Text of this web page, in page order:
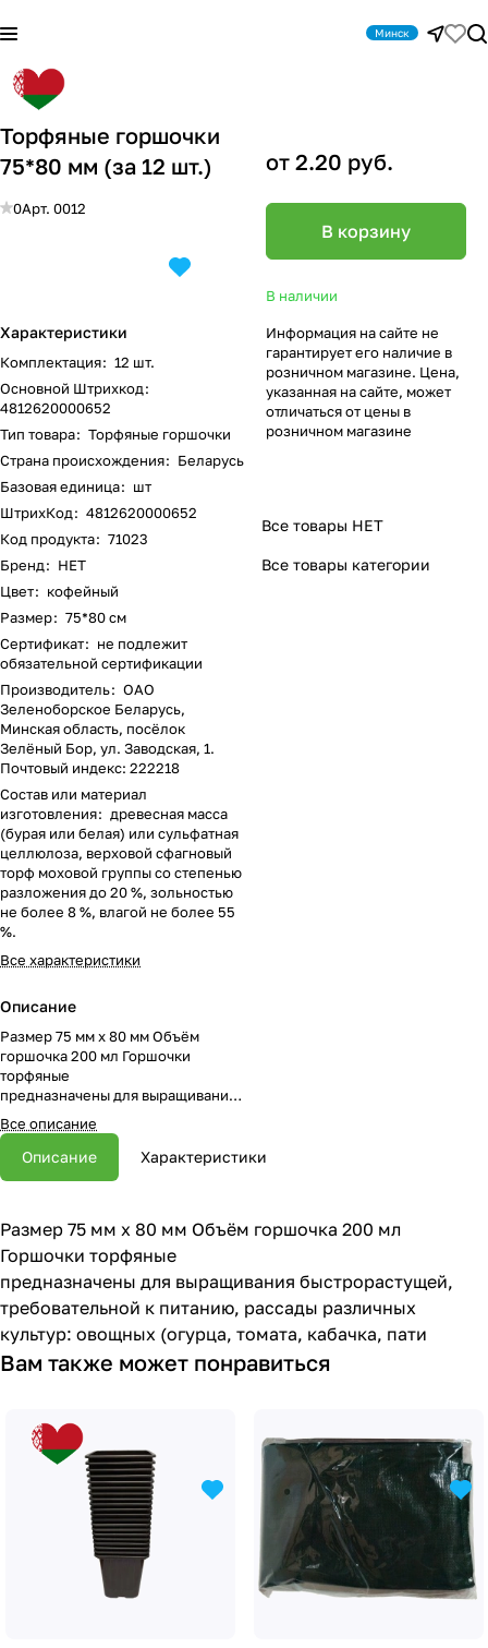
Минск
Торфяные горшочки
75*80 мм (за 12 шт.)
0Арт. 0012
Характеристики
Комплектация: 12 шт.
Основной Штрихкод:
4812620000652
Тип товара: Торфяные горшочки
Страна происхождения: Беларусь
Базовая единица: шт
ШтрихКод: 4812620000652
Код продукта: 71023
Бренд: НЕТ
Цвет: кофейный
Размер: 75*80 см
Сертификат: не подлежит
обязательной сертификации
Производитель: ОАО
Зеленоборское Беларусь,
Минская область, посёлок
Зелёный Бор, ул. Заводская, 1.
Почтовый индекс: 222218
Состав или материал
изготовления: древесная масса
(бурая или белая) или сульфатная
целлюлоза, верховой сфагновый
торф моховой группы со степенью
разложения до 20 %, зольностью
не более 8 %, влагой не более 55
%.
Все характеристики
Описание
Размер 75 мм х 80 мм Объём
горшочка 200 мл Горшочки
торфяные
предназначены для выращивания
к питанию, рассады различных
культур: овощных (огурца, томата,
кабачка, пати
Все описание
от 2.20 руб.
В корзину
В наличии
Информация на сайте не
гарантирует его наличие в
розничном магазине. Цена,
указанная на сайте, может
отличаться от цены в
розничном магазине
Все товары НЕТ
Все товары категории
Описание Характеристики
Размер 75 мм х 80 мм Объём горшочка 200 мл
Горшочки торфяные
предназначены для выращивания быстрорастущей,
требовательной к питанию, рассады различных
культур: овощных (огурца, томата, кабачка, пати
Вам также может понравиться